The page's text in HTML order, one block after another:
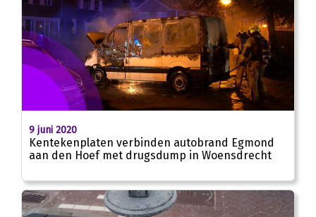
9 juni 2020
Kentekenplaten verbinden autobrand Egmond
aan den Hoef met drugsdump in Woensdrecht